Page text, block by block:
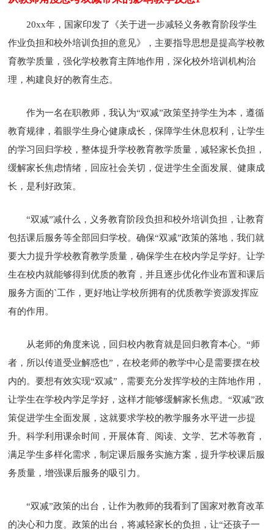
20xx年，国家印发了《关于进一步减轻义务教育阶段学生
作业负担和校外培训负担的意见》，主要指导思想是提高学校教
育教学质量，强化学校教育主阵地作用，深化校外培训机构治
理，构建良好的教育生态。
作为一名在职教师，我认为“双减”政策坚持学生为本，遵循
教育规律，着眼学生身心健康成长，保障学生休息权利，让学生
的学习回归学校，整体提升学校教育教学质量，减轻家长负担，
缓解家长焦虑情绪，回应社会关切，促进学生全面发展、健康成
长，是利好政策。
“双减”减什么，义务教育阶段负担和校外培训负担，让教育
包括课后服务等全部回归学校。确保“双减”政策的落地，我们就
要大力提升学校教育教学质量，确保学生在校内学足学好。让学
生在校内就能够得到优质的教育，并且逐步优化作业布置和课后
服务方面的`工作，更好地让学校所拥有的优质教学资源发挥应
有的作用。
从老师的角度来说，回归校内教育就是回归教育本心。“师
者，所以传道受业解惑也”，在校老师的教学中心是需要摆在校
内的。要想有效实现“双减”，需要充分发挥学校的主阵地作用，
让学生在学校内学足学好，这样才能够缓解家长焦虑。“双减”政
策促进学生全面发展，这就要求学校的教学服务水平进一步提
升。科学利用课余时间，开展体育、阅读、文学、艺术等教育，
满足学生多样化需求，制定课后服务实施方案，提升学校课后服
务质量，增强课后服务的吸引力。
“双减”政策的出台，让作为教师的我看到了国家对教育改革
的决心和力度。政策的出台，将减轻家长的负担，让“还孩子一